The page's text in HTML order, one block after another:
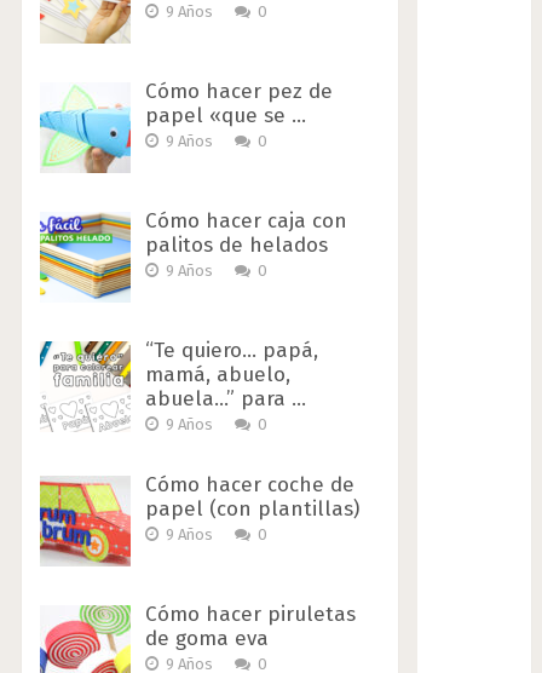
9 Años 0
Cómo hacer pez de
papel «que se …
9 Años 0
Cómo hacer caja con
palitos de helados
9 Años 0
“Te quiero… papá,
mamá, abuelo,
abuela…” para …
9 Años 0
Cómo hacer coche de
papel (con plantillas)
9 Años 0
Cómo hacer piruletas
de goma eva
9 Años 0